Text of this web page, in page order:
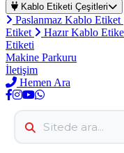
Kablo Etiketi Çeşitleri
Paslanmaz Kablo Etiket
Etiket
Hazır Kablo
Etiketi
Makine Parkuru
İletişim
Hemen Ara